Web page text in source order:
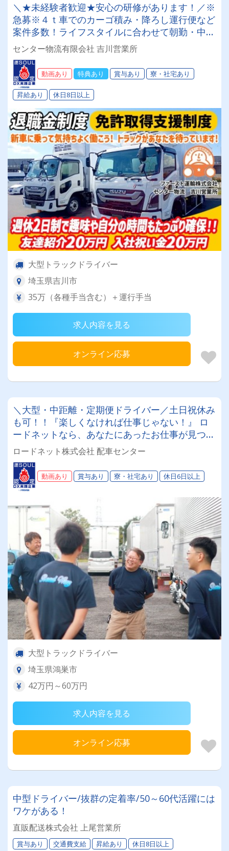
＼★未経験者歓迎★安心の研修があります！／※
急募※４ｔ車でのカーゴ積み・降ろし運行便など
案件多数！ライフスタイルに合わせて朝勤・中夜
勤・夜勤お選びください●退職金あり ●免許取得
支援制度あり ●無事故表彰あり ●入社祝い金
あり 20代半ばメンバー大活躍中！！◎案件の数
だけ働き方があります！
センター物流有限会社 吉川営業所
動画あり 特典あり 賞与あり 寮・社宅あり
昇給あり 休日8日以上
大型トラックドライバー
埼玉県吉川市
35万（各種手当含む）＋運行手当
求人内容を見る
オンライン応募
＼大型・中距離・定期便ドライバー／土日祝休み
も可！！『楽しくなければ仕事じゃない！』 ロ
ードネットなら、あなたにあったお仕事が見つか
る☆彡男女活躍中♪♪ 経験者優遇☆彡 安定性を重
視する方にも最適！ あなたに合った働き方を始
めよう✨
ロードネット株式会社 配車センター
動画あり 賞与あり 寮・社宅あり 休日6日以上
大型トラックドライバー
埼玉県鴻巣市
42万円～60万円
求人内容を見る
オンライン応募
中型ドライバー/抜群の定着率/50～60代活躍には
ワケがある！
直販配送株式会社 上尾営業所
賞与あり 交通費支給 昇給あり 休日8日以上